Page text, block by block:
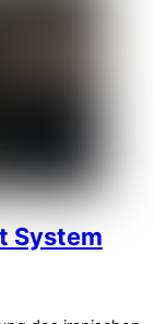
System